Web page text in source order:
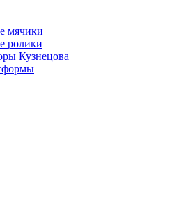
мячики
ролики
Кузнецова